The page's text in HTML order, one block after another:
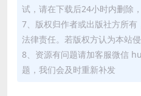
试，请在下载后24小时内删除
7、版权归作者或出版社方所
法律责任。若版权方认为本站
8、资源有问题请加客服微信
题，我们会及时重新补发